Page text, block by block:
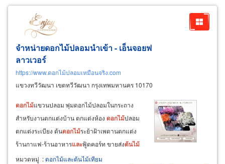
จำหน่ายดอกไม้ปลอมนำเข้า - เอ็นจอยฟ
ลาวเวอร์
https://www.ดอกไม้ปลอมเหมือนจริง.com
แขวงทวีวัฒนา เขตทวีวัฒนา กรุงเทพมหานคร 10170
ดอกไม้แขวนปลอม พุ่มดอกไม้ปลอมในกระถาง
สำหรับงานตกแต่งบ้าน ตกแต่งห้อง ดอกไม้ปลอม
ตกแต่งระเบียง ต้นดอกไม้ระย้าฝ้าเพดานตกแต่ง
ร้านกาแฟ-ร้านอาหารและฟู้ดคอร์ท ขายส่งต้นไม้
ปลอม ราคาส่ง กรุงเทพ ขายต้นไม้ปลอม ราคาส่ง มี
หมวดหมู่ :ดอกไม้และต้นไม้เทียม